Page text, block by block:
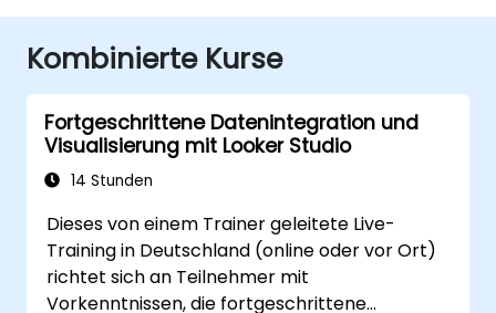
Kombinierte Kurse
Fortgeschrittene Datenintegration und
Visualisierung mit Looker Studio
14 Stunden
Dieses von einem Trainer geleitete Live-
Training in Deutschland (online oder vor Ort)
richtet sich an Teilnehmer mit
Vorkenntnissen, die fortgeschrittene